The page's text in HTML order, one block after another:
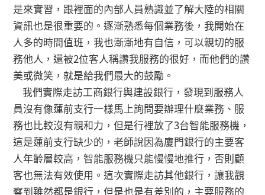
是來實習，跟裡面的內部人員熟識並了解大陸的相關
資訊也是很重要的。逐漸熟悉每個業務後，我開始在
人多的時間值班，我也漸漸地有自信，可以親切的服
務他人，還被2位客人稱讚我服務的很好，而他們的讚
美或微笑，就是給我們最大的鼓勵。
我們實際走訪工商銀行與建設銀行，發現到服務人
員沒有像蓮前支行一樣馬上詢問要辦理什麼業務、服
務也比較沒有親和力，但是行裡放了3台智能服務機，
這是蓮前支行缺少的，老師說因為廈門銀行的主要客
人年齡層較高，智能服務機只能慢慢地推行，否則顧
客也無法有效使用。這次實際走訪其他銀行，讓我觀
察到雖然都是銀行，但是也是有差別的，主要服務的